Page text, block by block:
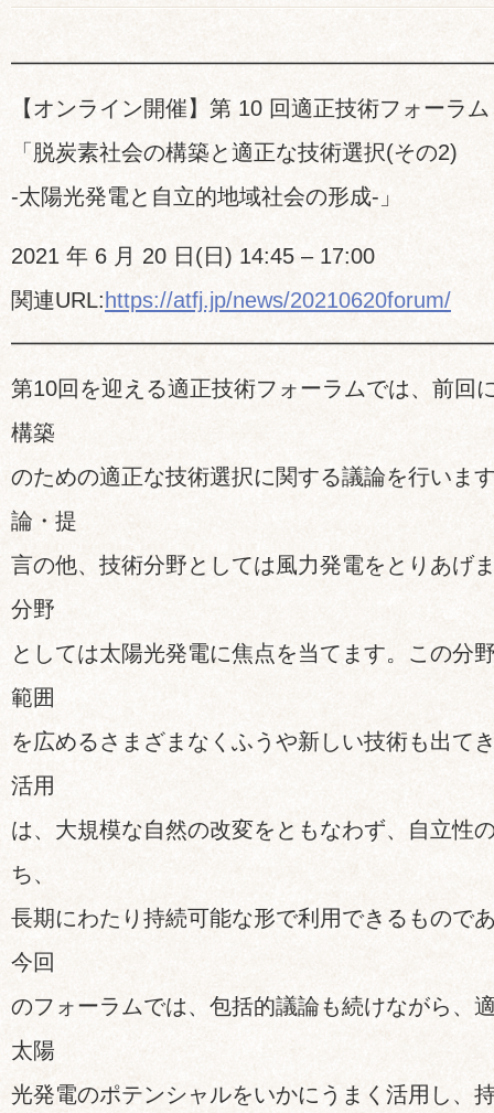
【オンライン開催】第 10 回適正技術フォーラム
「脱炭素社会の構築と適正な技術選択(その2)
-太陽光発電と自立的地域社会の形成-」
2021 年 6 月 20 日(日) 14:45 – 17:00
関連URL: https://atfj.jp/news/20210620forum/
第10回を迎える適正技術フォーラムでは、前回
構築
のための適正な技術選択に関する議論を行いま
論・提
言の他、技術分野としては風力発電をとりあげ
分野
としては太陽光発電に焦点を当てます。この分
範囲
を広めるさまざまなくふうや新しい技術も出て
活用
は、大規模な自然の改変をともなわず、自立性
ち、
長期にわたり持続可能な形で利用できるもので
今回
のフォーラムでは、包括的議論も続けながら、
太陽
光発電のポテンシャルをいかにうまく活用し、